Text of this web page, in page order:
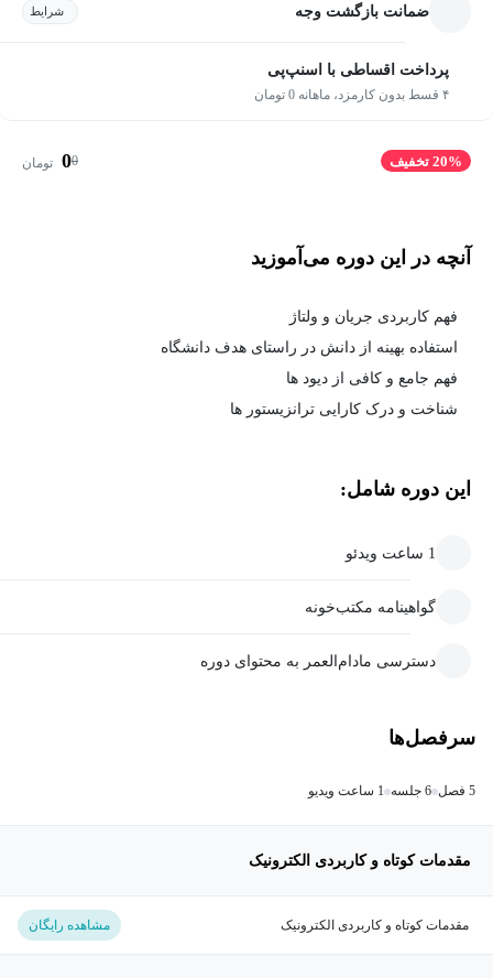
ضمانت بازگشت وجه شرایط
پرداخت اقساطی با اسنپ‌پی
۴ قسط بدون کارمزد، ماهانه 0 تومان
20% تخفیف 0
0 تومان
آنچه در این دوره می‌آموزید
فهم کاربردی جریان و ولتاژ
استفاده بهینه از دانش در راستای هدف دانشگاه
فهم جامع و کافی از دیود ها
شناخت و درک کارایی ترانزیستور ها
این دوره شامل:
1 ساعت ویدئو
گواهینامه مکتب‌خونه
دسترسی مادام‌العمر به محتوای دوره
سرفصل‌ها
5 فصل 6 جلسه 1 ساعت ویدیو
مقدمات کوتاه و کاربردی الکترونیک
مقدمات کوتاه و کاربردی الکترونیک مشاهده رایگان